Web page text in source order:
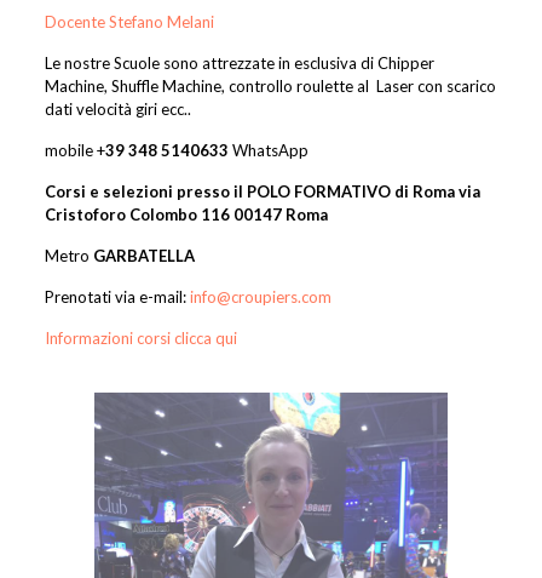
Docente Stefano Melani
Le nostre Scuole sono attrezzate in esclusiva di Chipper
Machine, Shuffle Machine, controllo roulette al Laser con scarico
dati velocità giri ecc..
mobile +39 348 5140633 WhatsApp
Corsi e selezioni presso il POLO FORMATIVO di Roma via
Cristoforo Colombo 116 00147 Roma
Metro GARBATELLA
Prenotati via e-mail:info@croupiers.com
Informazioni corsi clicca qui